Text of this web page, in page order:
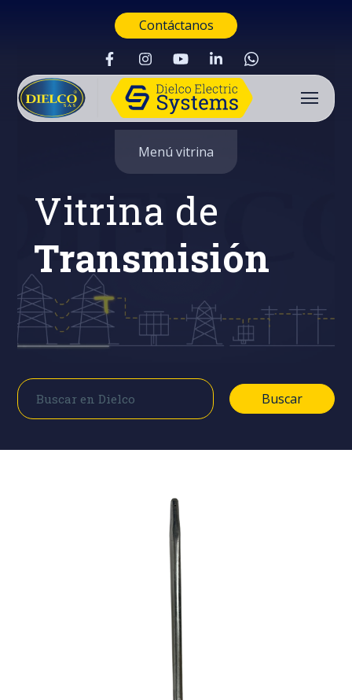
Contáctanos
Buscar
Menú vitrina
Vitrina de
Transmisión
Buscar
Buscar